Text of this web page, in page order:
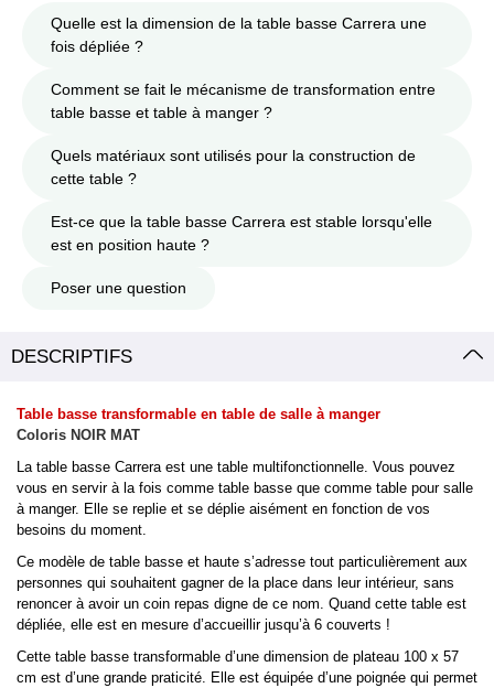
Quelle est la dimension de la table basse Carrera une
fois dépliée ?
Comment se fait le mécanisme de transformation entre
table basse et table à manger ?
Quels matériaux sont utilisés pour la construction de
cette table ?
Est-ce que la table basse Carrera est stable lorsqu'elle
est en position haute ?
Poser une question
DESCRIPTIFS
Table basse transformable en table de salle à manger
Coloris NOIR MAT
La table basse Carrera est une table multifonctionnelle. Vous pouvez
vous en servir à la fois comme table basse que comme table pour salle
à manger. Elle se replie et se déplie aisément en fonction de vos
besoins du moment.
Ce modèle de table basse et haute s’adresse tout particulièrement aux
personnes qui souhaitent gagner de la place dans leur intérieur, sans
renoncer à avoir un coin repas digne de ce nom. Quand cette table est
dépliée, elle est en mesure d’accueillir jusqu’à 6 couverts !
Cette table basse transformable d’une dimension de plateau 100 x 57
cm est d’une grande praticité. Elle est équipée d’une poignée qui permet